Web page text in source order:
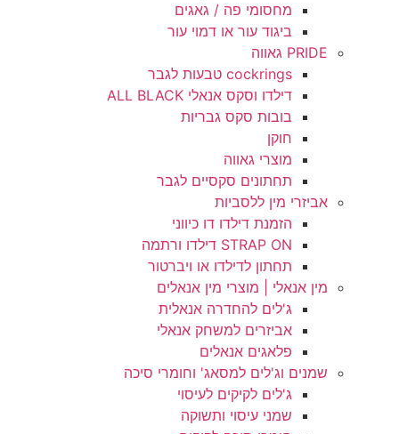
מחסומי פה / גאגים
ביגוד עור או דמוי עור
PRIDE גאווה
cockrings טבעות לגבר
דילדו וסקס אנאלי ALL BLACK
בובות סקס גבריות
חוקן
מוצרי גאווה
תחתונים סקסיים לגבר
אביזרי מין ללסביות
הזמנת דילדו דו כיווני
STRAP ON דילדו ורתמה
תחתון לדילדו או ויברטור
מין אנאלי | מוצרי מין אנאלים
ג'לים להחדרה אנאלית
אביזרים למשחק אנאלי
פלאגים אנאלים
שמנים וג'לים למסאג' וחומרי סיכה
ג'לים לקיקים לעיסוי
שמני עיסוי ותשוקה